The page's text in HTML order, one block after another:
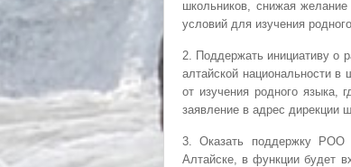
школьников, снижая
условий для изучения
2. Поддержать инициативу о
алтайской национальности в
от изучения родного языка,
заявление в адрес дирекции
3. Оказать поддержку РОО
Алтайске, в функции будет